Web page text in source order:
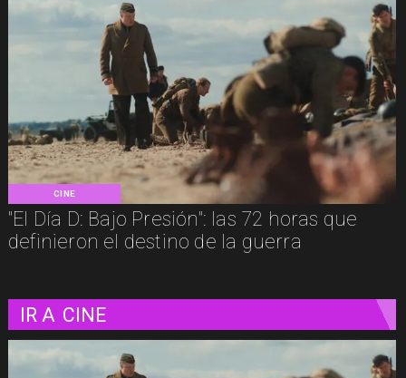
CINE
"El Día D: Bajo Presión": las 72 horas que
definieron el destino de la guerra
IR A CINE